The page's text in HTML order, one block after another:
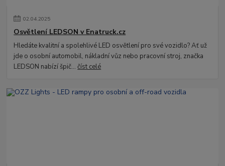
02.04.2025
Osvětlení LEDSON v Enatruck.cz
Hledáte kvalitní a spolehlivé LED osvětlení pro své vozidlo? Ať už
jde o osobní automobil, nákladní vůz nebo pracovní stroj, značka
LEDSON nabízí špič...číst celé